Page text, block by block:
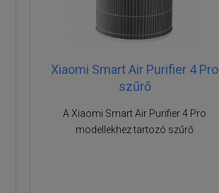
Xiaomi Smart Air Purifier 4 Pro
szűrő
A Xiaomi Smart Air Purifier 4 Pro
modellekhez tartozó szűrő